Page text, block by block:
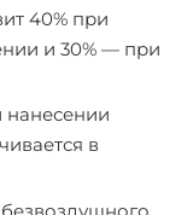
40% при
и 30% — при
нанесении
в